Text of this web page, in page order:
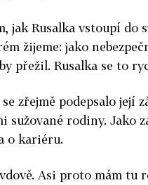
jak Rusalka vstoupí do
žijeme: jako
přežil. Rusalka se to
zřejmě podepsalo její
sužované rodiny. Jako
o kariéru.
Asi proto mám tu